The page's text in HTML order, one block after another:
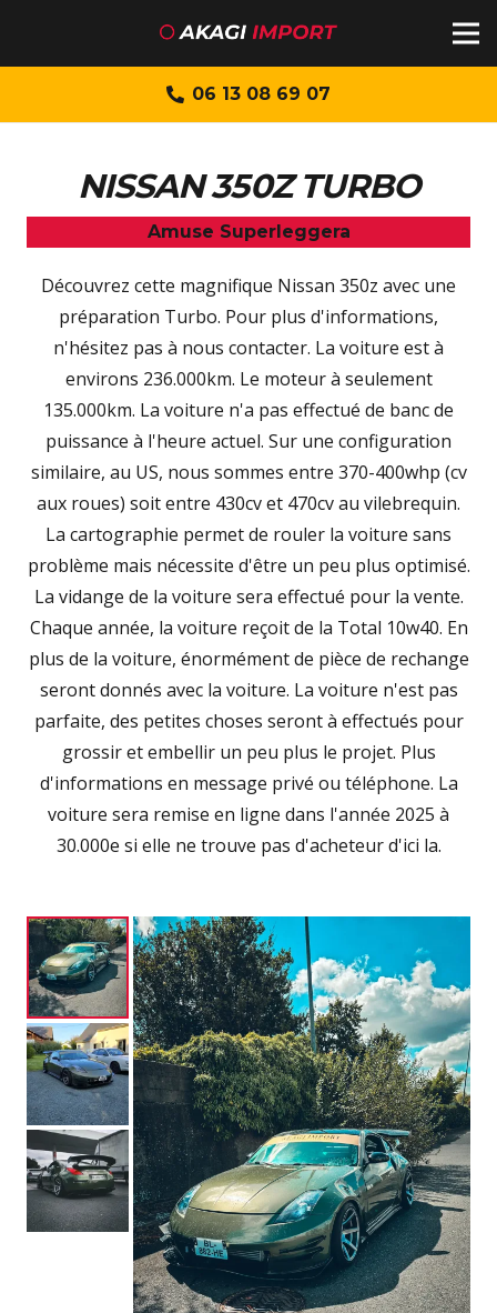
06 13 08 69 07
NISSAN 350Z TURBO
Amuse Superleggera
Découvrez cette magnifique Nissan 350z avec une
préparation Turbo. Pour plus d'informations,
n'hésitez pas à nous contacter. La voiture est à
environs 236.000km. Le moteur à seulement
135.000km. La voiture n'a pas effectué de banc de
puissance à l'heure actuel. Sur une configuration
similaire, au US, nous sommes entre 370-400whp (cv
aux roues) soit entre 430cv et 470cv au vilebrequin.
La cartographie permet de rouler la voiture sans
problème mais nécessite d'être un peu plus optimisé.
La vidange de la voiture sera effectué pour la vente.
Chaque année, la voiture reçoit de la Total 10w40. En
plus de la voiture, énormément de pièce de rechange
seront donnés avec la voiture. La voiture n'est pas
parfaite, des petites choses seront à effectués pour
grossir et embellir un peu plus le projet. Plus
d'informations en message privé ou téléphone. La
voiture sera remise en ligne dans l'année 2025 à
30.000e si elle ne trouve pas d'acheteur d'ici la.